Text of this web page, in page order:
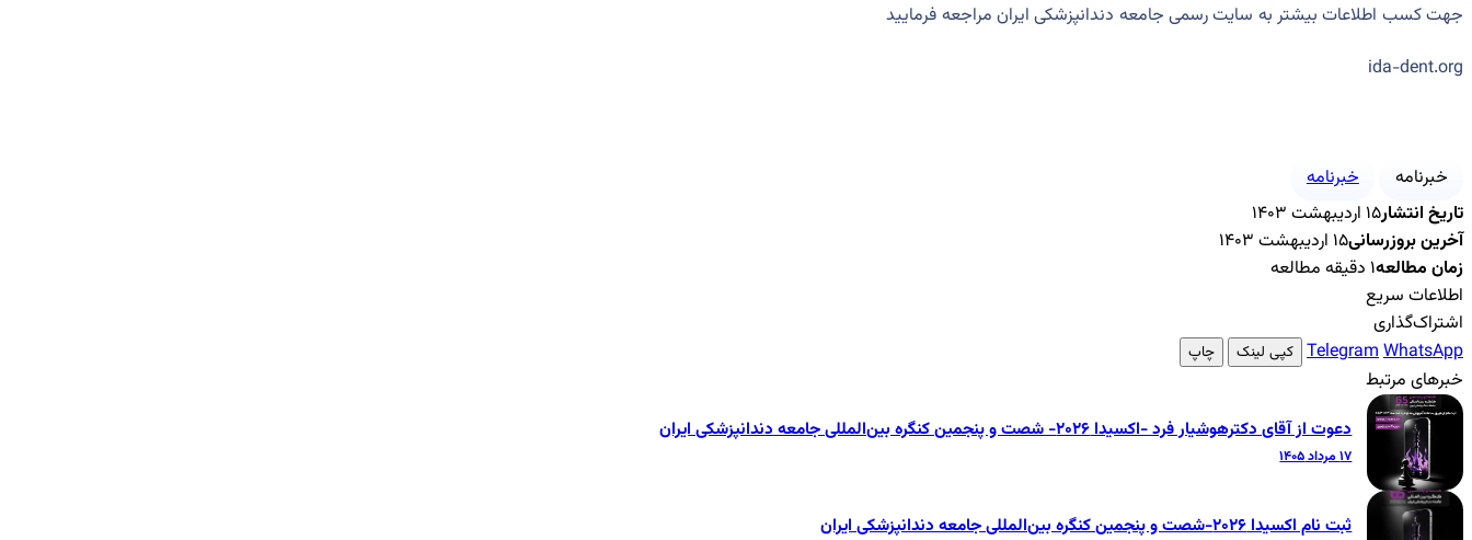
جهت کسب اطلاعات بیشتر به سایت رسمی جامعه دندانپزشکی ایران مراجعه فرمایید
ida-dent.org
خبرنامه
خبرنامه
تاریخ انتشار۱۵ اردیبهشت ۱۴۰۳
آخرین بروزرسانی۱۵ اردیبهشت ۱۴۰۳
زمان مطالعه۱ دقیقه مطالعه
اطلاعات سریع
اشتراک‌گذاری
TelegramWhatsApp کپی لینک چاپ
خبرهای مرتبط
دعوت از آقای دکترهوشیار فرد -اکسیدا ۲۰۲۶- شصت و پنجمین کنگره بین‌المللی جامعه دندانپزشکی ایران
۱۷ مرداد ۱۴۰۵
ثبت نام اکسیدا ۲۰۲۶-شصت و پنجمین کنگره بین‌المللی جامعه دندانپزشکی ایران